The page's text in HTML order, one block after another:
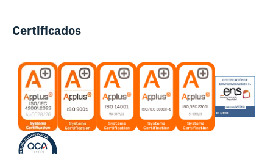
Certificados